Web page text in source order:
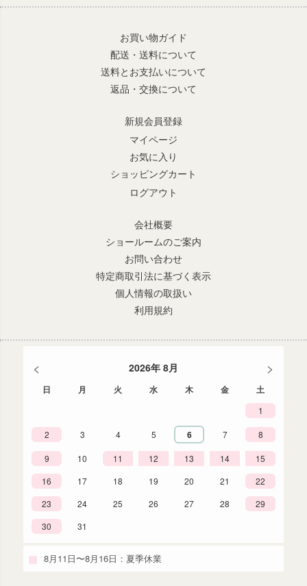
お買い物ガイド
配送・送料について
送料とお支払いについて
返品・交換について
新規会員登録
マイページ
お気に入り
ショッピングカート
ログアウト
会社概要
ショールームのご案内
お問い合わせ
特定商取引法に基づく表示
個人情報の取扱い
利用規約
< 2026年 8月 >
日 月 火 水 木 金 土
1
2 3 4 5 6 7 8
9 10 11 12 13 14
15
16
17 18 19 20 21
22
23
24 25 26 27 28
29
30
31
8月11日〜8月16日：夏季休業